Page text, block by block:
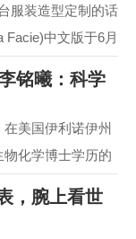
服装造型定制的话
Facie)中文版于6月
铭曦：科学
美国伊利诺伊州
化学博士学历的
，腕上看世